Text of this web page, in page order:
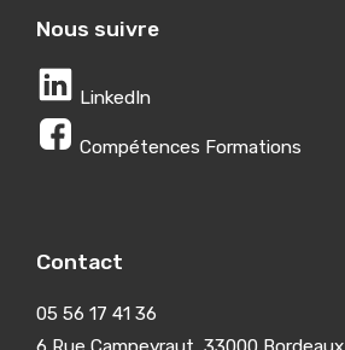
Nous suivre
LinkedIn
Compétences Formations
Contact
05 56 17 41 36